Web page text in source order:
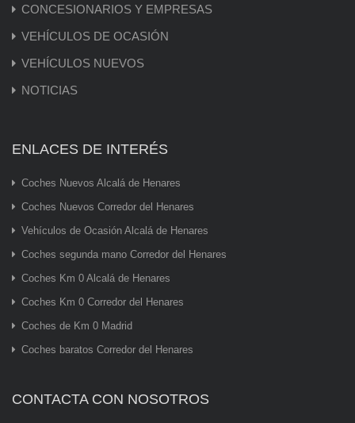
CONCESIONARIOS Y EMPRESAS
VEHÍCULOS DE OCASIÓN
VEHÍCULOS NUEVOS
NOTICIAS
ENLACES DE INTERÉS
Coches Nuevos Alcalá de Henares
Coches Nuevos Corredor del Henares
Vehículos de Ocasión Alcalá de Henares
Coches segunda mano Corredor del Henares
Coches Km 0 Alcalá de Henares
Coches Km 0 Corredor del Henares
Coches de Km 0 Madrid
Coches baratos Corredor del Henares
CONTACTA CON NOSOTROS